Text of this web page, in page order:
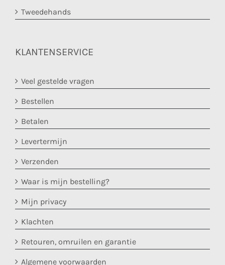
Tweedehands
KLANTENSERVICE
Veel gestelde vragen
Bestellen
Betalen
Levertermijn
Verzenden
Waar is mijn bestelling?
Mijn privacy
Klachten
Retouren, omruilen en garantie
Algemene voorwaarden